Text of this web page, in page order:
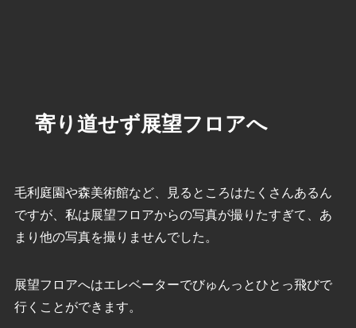
寄り道せず展望フロアへ
毛利庭園や森美術館など、見るところはたくさんあるん
ですが、私は展望フロアからの写真が撮りたすぎて、あ
まり他の写真を撮りませんでした。
展望フロアへはエレベーターでびゅんっとひとっ飛びで
行くことができます。